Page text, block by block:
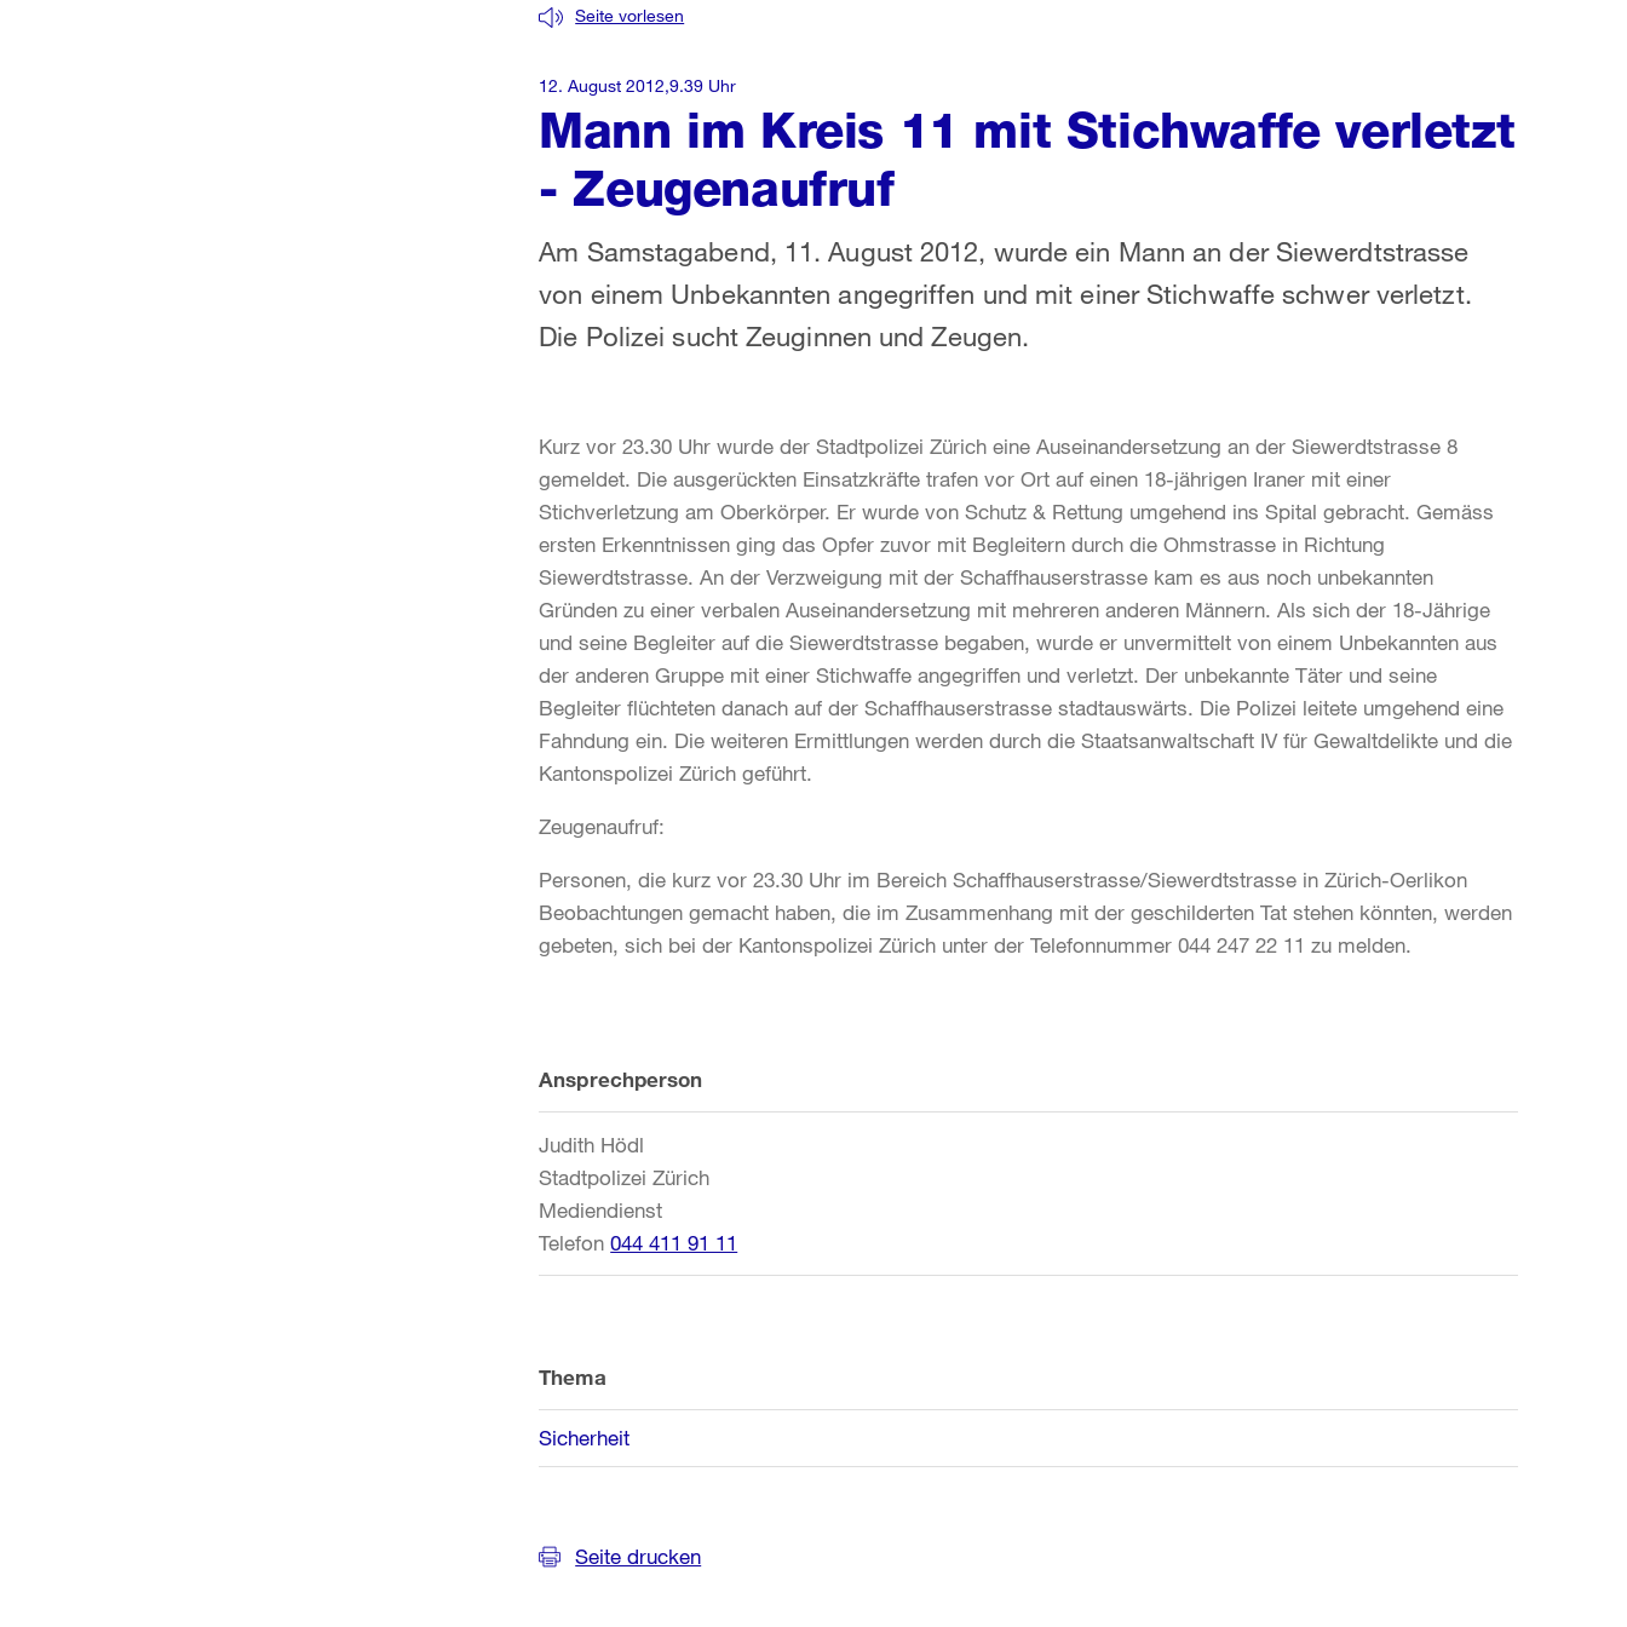
Mann im Kreis 11 mit Stichwaffe verletzt
- Zeugenaufruf
Seite vorlesen
Am Samstagabend, 11. August 2012, wurde ein Mann an der Siewerdtstrasse
von einem Unbekannten angegriffen und mit einer Stichwaffe schwer verletzt.
Die Polizei sucht Zeuginnen und Zeugen.
12. August 2012,9.39 Uhr
Kurz vor 23.30 Uhr wurde der Stadtpolizei Zürich eine Auseinandersetzung an der Siewerdtstrasse 8
gemeldet. Die ausgerückten Einsatzkräfte trafen vor Ort auf einen 18-jährigen Iraner mit einer
Stichverletzung am Oberkörper. Er wurde von Schutz & Rettung umgehend ins Spital gebracht. Gemäss
ersten Erkenntnissen ging das Opfer zuvor mit Begleitern durch die Ohmstrasse in Richtung
Siewerdtstrasse. An der Verzweigung mit der Schaffhauserstrasse kam es aus noch unbekannten
Gründen zu einer verbalen Auseinandersetzung mit mehreren anderen Männern. Als sich der 18-Jährige
und seine Begleiter auf die Siewerdtstrasse begaben, wurde er unvermittelt von einem Unbekannten aus
der anderen Gruppe mit einer Stichwaffe angegriffen und verletzt. Der unbekannte Täter und seine
Begleiter flüchteten danach auf der Schaffhauserstrasse stadtauswärts. Die Polizei leitete umgehend eine
Fahndung ein. Die weiteren Ermittlungen werden durch die Staatsanwaltschaft IV für Gewaltdelikte und die
Kantonspolizei Zürich geführt.
Zeugenaufruf:
Personen, die kurz vor 23.30 Uhr im Bereich Schaffhauserstrasse/Siewerdtstrasse in Zürich-Oerlikon
Beobachtungen gemacht haben, die im Zusammenhang mit der geschilderten Tat stehen könnten, werden
gebeten, sich bei der Kantonspolizei Zürich unter der Telefonnummer 044 247 22 11 zu melden.
Weitere
Informationen
Ansprechperson
Judith Hödl
Stadtpolizei Zürich
Mediendienst
Telefon 044 411 91 11
Thema
Sicherheit
Seite drucken